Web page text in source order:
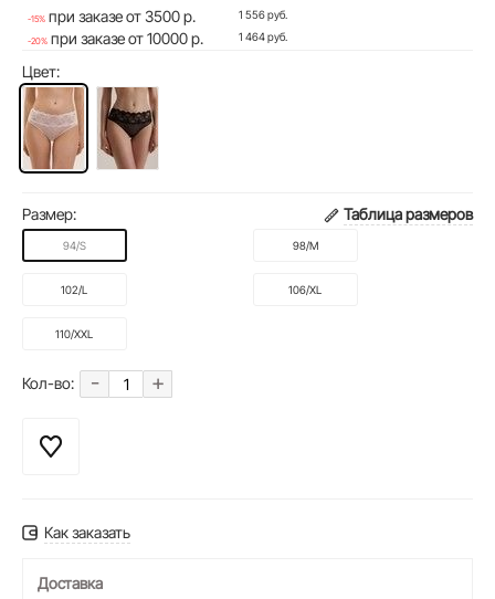
-15% при заказе от 3500 р. 1 556 руб.
-20% при заказе от 10000 р. 1 464 руб.
Цвет:
Размер: Таблица размеров
94/S 98/M
102/L 106/XL
110/XXL
Кол-во: - +
Как заказать
Доставка